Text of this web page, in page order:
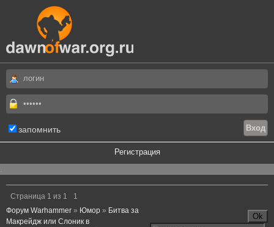
запомнить
Регистрация
.
Страница 1 из 1
1
Форум Warhammer » Юмор » Битва за
Макрейдж или Слоник в